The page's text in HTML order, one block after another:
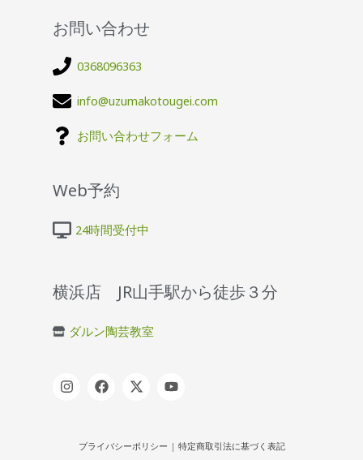
お問い合わせ
0368096363
info@uzumakotougei.com
お問い合わせフォーム
Web予約
24時間受付中
横浜店 JR山手駅から徒歩３分
ダルン陶芸教室
プライバシーポリシー | 特定商取引法に基づく表記